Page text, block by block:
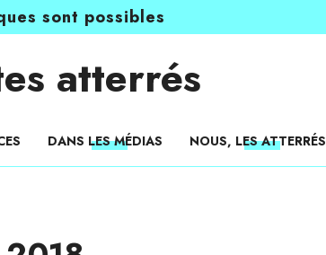
sont possibles
atterrés
DANS LES MÉDIAS NOUS, LES ATTERRÉS